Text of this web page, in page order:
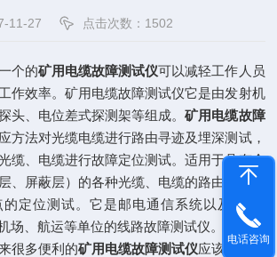
11-27 点击次数：1502
个的矿用电缆故障测试仪可以减轻工作人员
作效率。矿用电缆故障测试仪它是由发射机
头、电位差式探测架等组成。矿用电缆故障
方法对光缆电缆进行路由寻迹及埋深测试，
缆、电缆进行故障定位测试。适用于具有金
、屏蔽层）的各种光缆、电缆的路由、埋深
定位测试。它是邮电通信系统以及*、铁
场、航运等单位的线路故障测试仪。
很多便利的矿用电缆故障测试仪应该具有以
电话咨询